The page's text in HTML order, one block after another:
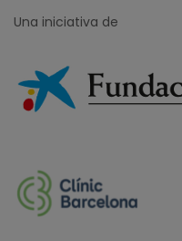
Una iniciativa de